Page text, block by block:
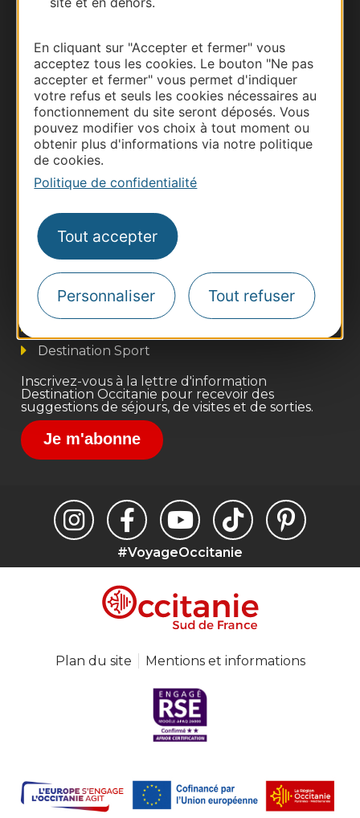
En cliquant sur "Accepter et fermer" vous
acceptez tous les cookies. Le bouton "Ne pas
accepter et fermer" vous permet d'indiquer
votre refus et seuls les cookies nécessaires au
fonctionnement du site seront déposés. Vous
pouvez modifier vos choix à tout moment ou
obtenir plus d'informations via notre politique
de cookies.
Politique de confidentialité
Tout accepter
Personnaliser Tout refuser
Thermalisme
Business/Mice
Pros d'Occitanie
Site presse et d'influence
Destination Sport
Inscrivez-vous à la lettre d'information
Destination Occitanie pour recevoir des
suggestions de séjours, de visites et de sorties.
Je m'abonne
#VoyageOccitanie
Plan du site Mentions et informations